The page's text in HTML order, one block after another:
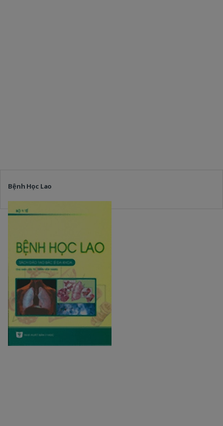
Bệnh Học Lao